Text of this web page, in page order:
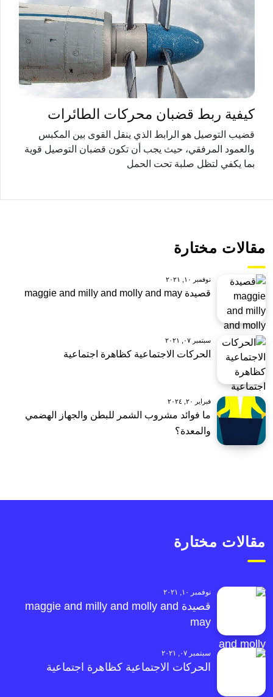
كيفية ربط قضبان محركات الطائرات
قضيب التوصيل هو الرابط الذي ينقل القوى بين المكبس
والعمود المرفقي، حيث يجب أن تكون قضبان التوصيل قوية
بما يكفي لتظل صلبة تحت الحمل
مقالات مختارة
نوفمبر ١٠, ٢٠٢١
قصيدة maggie and milly and molly and may
سبتمبر ٠٧, ٢٠٢١
الحركات الاجتماعية كظاهرة اجتماعية
فبراير ٢٠, ٢٠٢٤
ما فوائد مشروب الشمر للبطن والجهاز الهضمي
والمعدة؟
مقالات مختارة
نوفمبر ١٠, ٢٠٢١
قصيدة maggie and milly and molly and
may
سبتمبر ٠٧, ٢٠٢١
الحركات الاجتماعية كظاهرة اجتماعية